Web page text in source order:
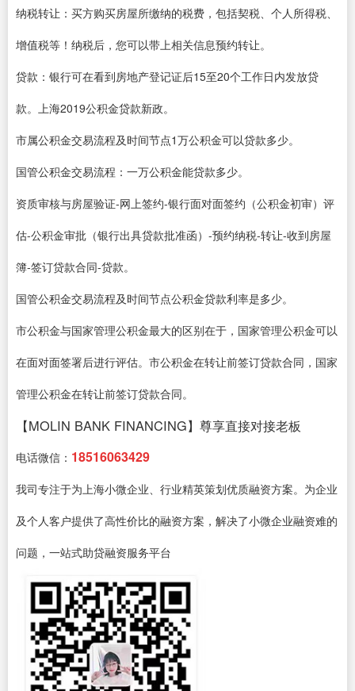
纳税转让：买方购买房屋所缴纳的税费，包括契税、个人所得税、
增值税等！纳税后，您可以带上相关信息预约转让。
贷款：银行可在看到房地产登记证后15至20个工作日内发放贷
款。上海2019公积金贷款新政。
市属公积金交易流程及时间节点1万公积金可以贷款多少。
国管公积金交易流程：一万公积金能贷款多少。
资质审核与房屋验证-网上签约-银行面对面签约（公积金初审）评
估-公积金审批（银行出具贷款批准函）-预约纳税-转让-收到房屋
簿-签订贷款合同-贷款。
国管公积金交易流程及时间节点公积金贷款利率是多少。
市公积金与国家管理公积金最大的区别在于，国家管理公积金可以
在面对面签署后进行评估。市公积金在转让前签订贷款合同，国家
管理公积金在转让前签订贷款合同。
【MOLIN BANK FINANCING】尊享直接对接老板
电话微信： 18516063429
我司专注于为上海小微企业、行业精英策划优质融资方案。为企业
及个人客户提供了高性价比的融资方案，解决了小微企业融资难的
问题，一站式助贷融资服务平台